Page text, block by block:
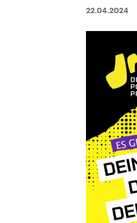
22.04.2024